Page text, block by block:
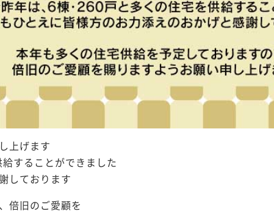
上げます
することができました
しております
倍旧のご愛顧を